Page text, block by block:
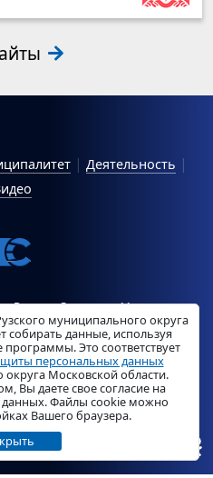
Деятельность
ул.Солнцева, 11
Рузского муниципального
.
граждан Администрации
ruza_og_argo@mosreg.ru
муниципального округа
собирать данные, используя
Это соответствует
персональных данных
Московской области.
Вы даете свое согласие на
Файлы cookie можно
Вашего браузера.